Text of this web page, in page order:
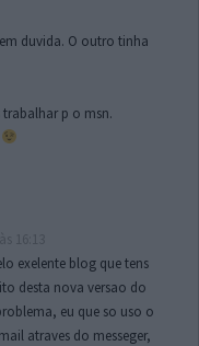
duvida. O outro tinha
p o msn.
exelente blog que tens
desta nova versao do
eu que so uso o
atraves do messeger,